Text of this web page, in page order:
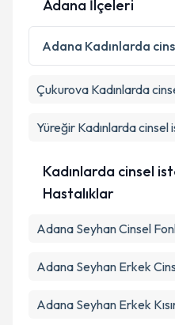
Kişisel verilerimin
Metni'ni okudum ve
Takvim
Adana İlçeleri
Adana Kadınlarda
Çukurova Kadınlarda
Yüreğir Kadınlarda cinsel
Kadınlarda cinsel
Hastalıklar
Adana Seyhan Cinsel
Adana Seyhan Erkek
Adana Seyhan Erkek